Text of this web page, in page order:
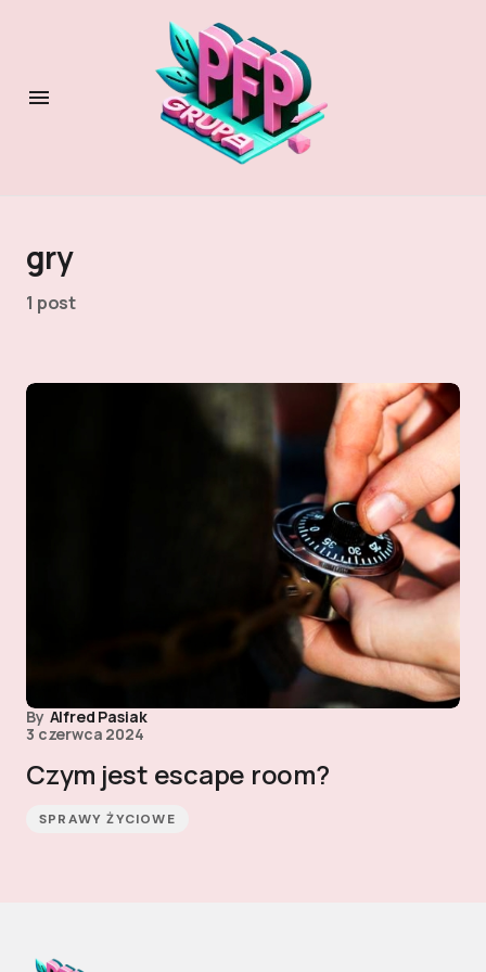
gry
1 post
By Alfred Pasiak
3 czerwca 2024
Czym jest escape room?
SPRAWY ŻYCIOWE